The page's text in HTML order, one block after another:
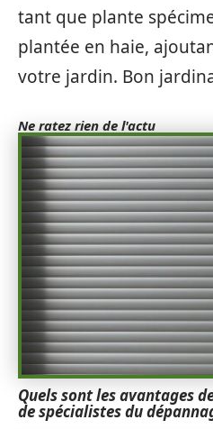
tant que plante
plantée en haie,
votre jardin. Bon
Ne ratez rien de l'actu
Quels sont les avantages
de spécialistes du